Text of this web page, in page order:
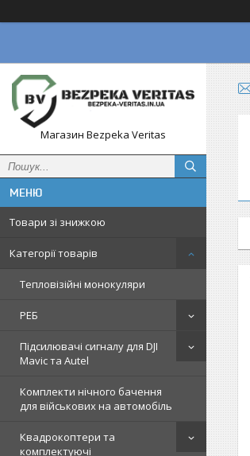
Магазин Bezpeka Veritas
Товари зі знижкою
Категорії товарів
Тепловізійні монокуляри
РЕБ
Підсилювачі сигналу для DJI
Mavic та Autel
Комплекти нічного бачення
для військових на автомобіль
Квадрокоптери та
комплектуючі